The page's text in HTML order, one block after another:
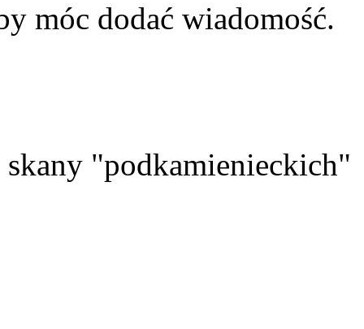
móc dodać wiadomość.
"podkamienieckich"